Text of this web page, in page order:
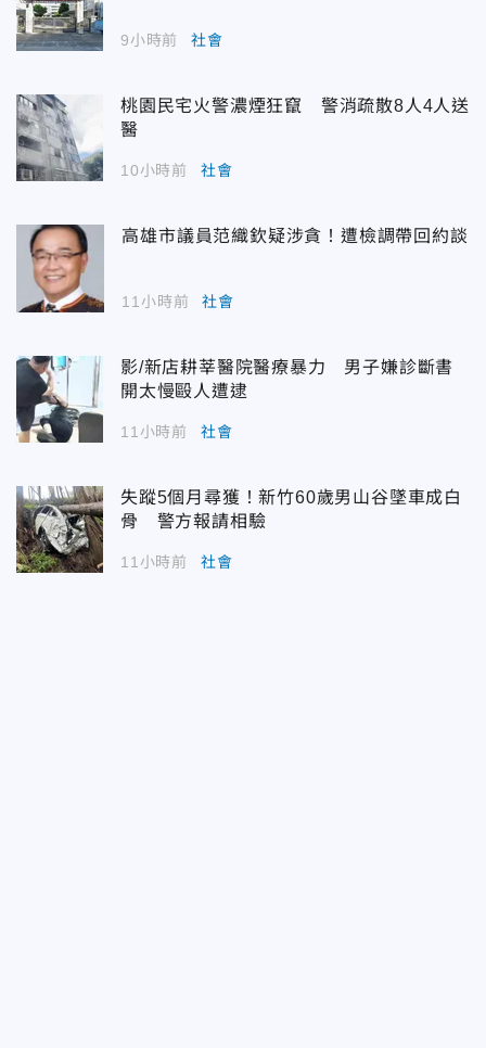
9小時前 社會
桃園民宅火警濃煙狂竄 警消疏散8人4人送
醫
10小時前 社會
高雄市議員范織欽疑涉貪！遭檢調帶回約談
11小時前 社會
影/新店耕莘醫院醫療暴力 男子嫌診斷書
開太慢毆人遭逮
11小時前 社會
失蹤5個月尋獲！新竹60歲男山谷墜車成白
骨 警方報請相驗
11小時前 社會